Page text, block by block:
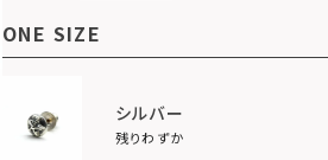
ONE SIZE
シルバー
残りわずか